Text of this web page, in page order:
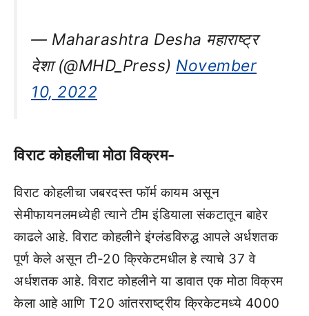
— Maharashtra Desha महाराष्ट्र
देशा (@MHD_Press) November
10, 2022
विराट कोहलीचा मोठा विक्रम-
विराट कोहलीचा जबरदस्त फॉर्म कायम असून
सेमीफायनलमध्येही त्याने टीम इंडियाला संकटातून बाहेर
काढले आहे. विराट कोहलीने इंग्लंडविरुद्ध आपले अर्धशतक
पूर्ण केले असून टी-20 क्रिकेटमधील हे त्याचे 37 वे
अर्धशतक आहे. विराट कोहलीने या डावात एक मोठा विक्रम
केला आहे आणि T20 आंतरराष्ट्रीय क्रिकेटमध्ये 4000